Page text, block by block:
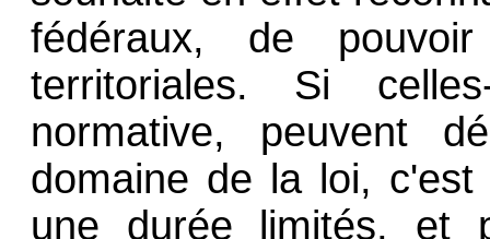
fédéraux, de
territoriales. Si
normative, peuvent
domaine de la loi,
une durée limités, et